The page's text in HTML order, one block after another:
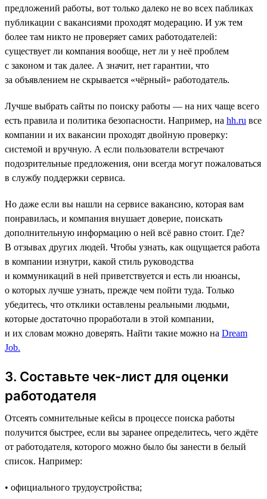
предложений работы, вот только далеко не во всех пабликах
публикации с вакансиями проходят модерацию. И уж тем
более там никто не проверяет самих работодателей:
существует ли компания вообще, нет ли у неё проблем
с законом и так далее. А значит, нет гарантии, что
за объявлением не скрывается «чёрный» работодатель.
Лучше выбрать сайты по поиску работы — на них чаще всего
есть правила и политика безопасности. Например, на hh.ru все
компании и их вакансии проходят двойную проверку:
системой и вручную. А если пользователи встречают
подозрительные предложения, они всегда могут пожаловаться
в службу поддержки сервиса.
Но даже если вы нашли на сервисе вакансию, которая вам
понравилась, и компания внушает доверие, поискать
дополнительную информацию о ней всё равно стоит. Где?
В отзывах других людей. Чтобы узнать, как ощущается работа
в компании изнутри, какой стиль руководства
и коммуникаций в ней приветствуется и есть ли нюансы,
о которых лучше узнать, прежде чем пойти туда. Только
убедитесь, что отклики оставлены реальными людьми,
которые достаточно проработали в этой компании,
и их словам можно доверять. Найти такие можно на Dream
Job.
3. Составьте чек-лист для оценки
работодателя
Отсеять сомнительные кейсы в процессе поиска работы
получится быстрее, если вы заранее определитесь, чего ждёте
от работодателя, которого можно было бы занести в белый
список. Например:
• официального трудоустройства;